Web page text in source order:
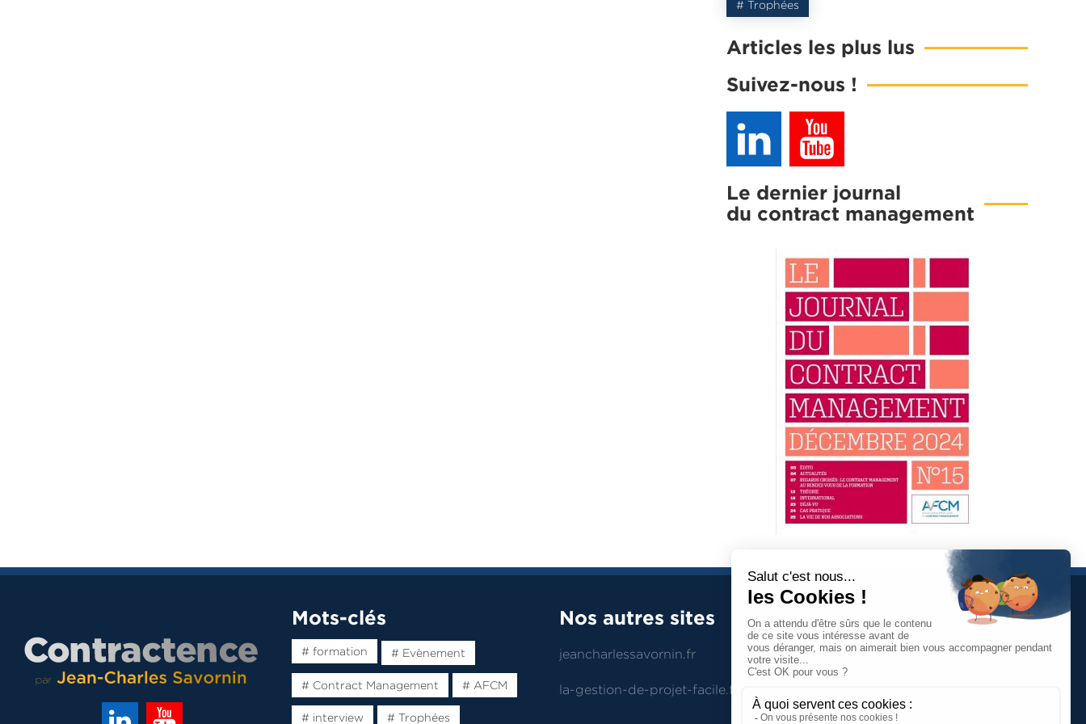
# Trophées
Articles les plus lus
Suivez-nous !
Le dernier journal
du contract management
Mots-clés
# formation # Evènement
# Contract Management # AFCM
# interview # Trophées
Nos autres sites
jeancharlessavornin.fr
la-gestion-de-projet-facile.fr
À propos
Jean-Charles
Professionnel du management de